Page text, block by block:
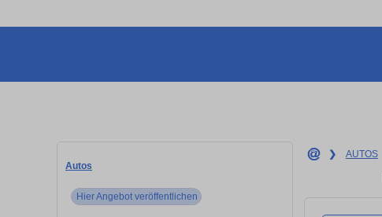
Autos
Hier Angebot veröffentlichen
❯ AUTOS